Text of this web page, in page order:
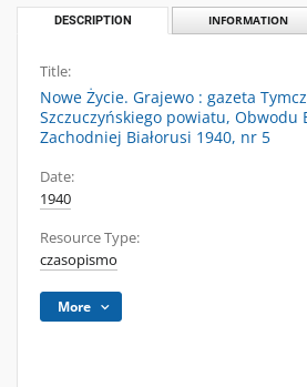
DESCRIPTION INFORMATION
Title:
Nowe Życie. Grajewo : gazeta
Szczuczyńskiego powiatu, Obwodu
Zachodniej Białorusi 1940, nr 5
Date:
1940
Resource Type:
czasopismo
More